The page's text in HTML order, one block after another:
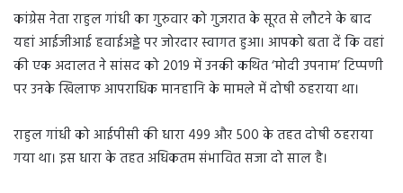
कांग्रेस नेता राहुल गांधी का गुरुवार को गुजरात के सूरत से लौटने के बाद
यहां आईजीआई हवाईअड्डे पर जोरदार स्वागत हुआ। आपको बता दें कि वहां
की एक अदालत ने सांसद को 2019 में उनकी कथित ‘मोदी उपनाम’ टिप्पणी
पर उनके खिलाफ आपराधिक मानहानि के मामले में दोषी ठहराया था।
राहुल गांधी को आईपीसी की धारा 499 और 500 के तहत दोषी ठहराया
गया था। इस धारा के तहत अधिकतम संभावित सजा दो साल है।